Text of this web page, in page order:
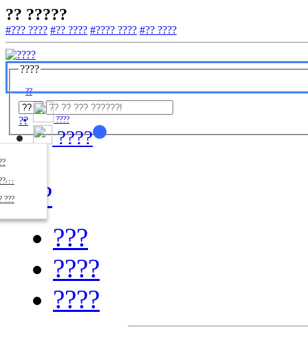
?? ?????
#??? ???? #?? ???? #???? ???? #?? ????
????
??
?? ????
??
???
????
????
???
????
????